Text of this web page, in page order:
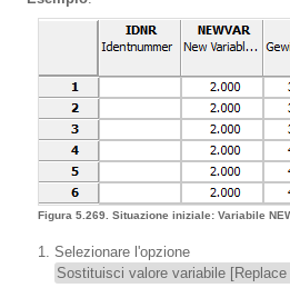
Figura 5.269. Situazione iniziale: Variabile
Selezionare l'opzione
Sostituisci valore variabile [Replace